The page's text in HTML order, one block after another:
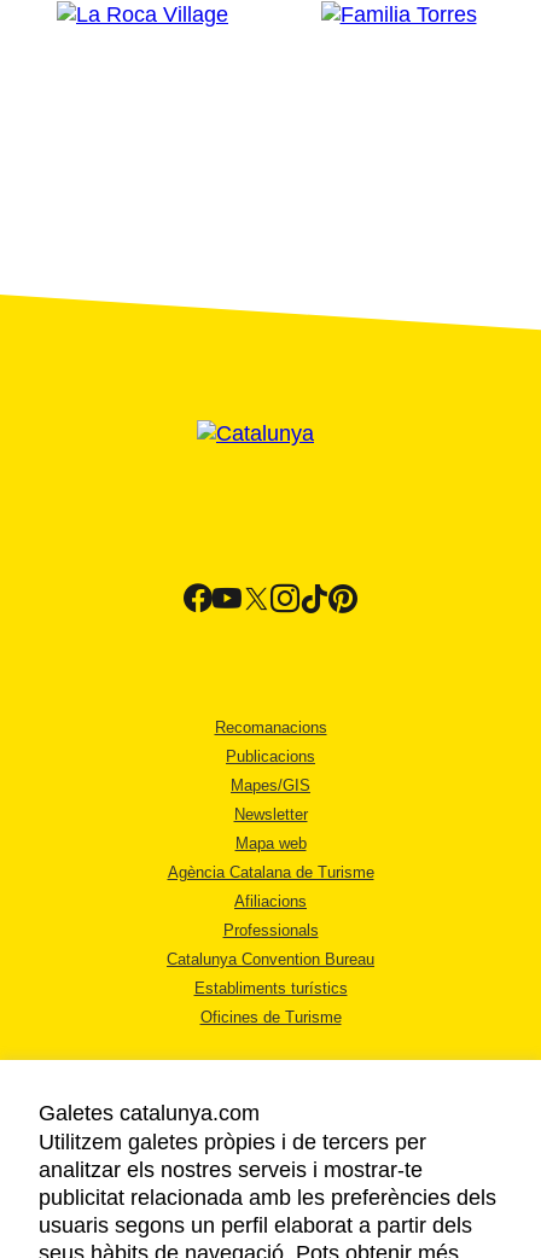
Recomanacions
Publicacions
Mapes/GIS
Newsletter
Mapa web
Agència Catalana de Turisme
Afiliacions
Professionals
Catalunya Convention Bureau
Establiments turístics
Oficines de Turisme
AVÍS LEGAL
POLÍTICA DE PRIVACITAT
COOKIES
Galetes catalunya.com
Utilitzem galetes pròpies i de tercers per
analitzar els nostres serveis i mostrar-te
publicitat relacionada amb les preferències dels
usuaris segons un perfil elaborat a partir dels
seus hàbits de navegació. Pots obtenir més